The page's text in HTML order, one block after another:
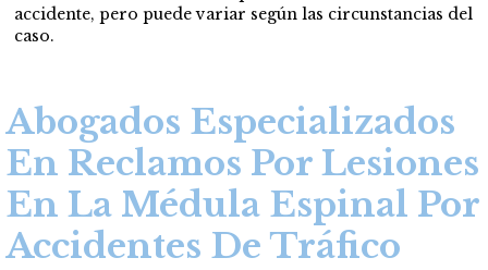
accidente, pero puede variar según las circunstancias del
caso.
Abogados Especializados
En Reclamos Por Lesiones
En La Médula Espinal Por
Accidentes De Tráfico